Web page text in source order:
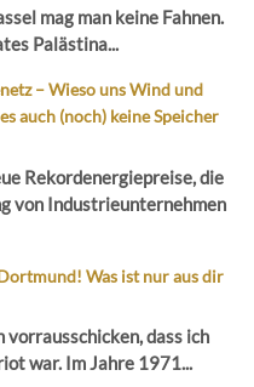
mag man keine Fahnen.
Palästina...
– Wieso uns Wind und
auch (noch) keine Speicher
Rekordenergiepreise, die
von Industrieunternehmen
Was ist nur aus dir
vorrausschicken, dass ich
war. Im Jahre 1971...